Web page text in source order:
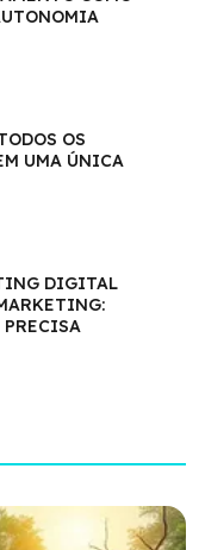
OS
UMA ÚNICA
DIGITAL
PRECISA